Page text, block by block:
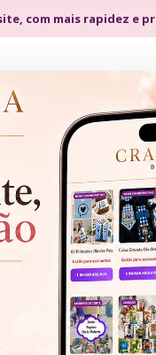
com mais rapidez e